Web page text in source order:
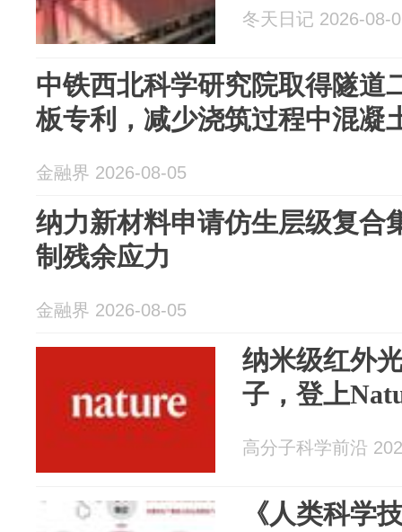
冬天日记 2026-08-
中铁西北科学研究院取得隧道
板专利，减少浇筑过程中混凝
金融界 2026-08-05
纳力新材料申请仿生层级复合
制残余应力
金融界 2026-08-05
纳米级红外
子，登上
高分子科学前沿
《人类科学